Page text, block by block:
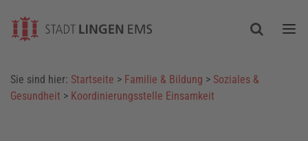
Sie sind hier: Startseite > Familie & Bildung > Soziales &
Gesundheit > Koordinierungsstelle Einsamkeit